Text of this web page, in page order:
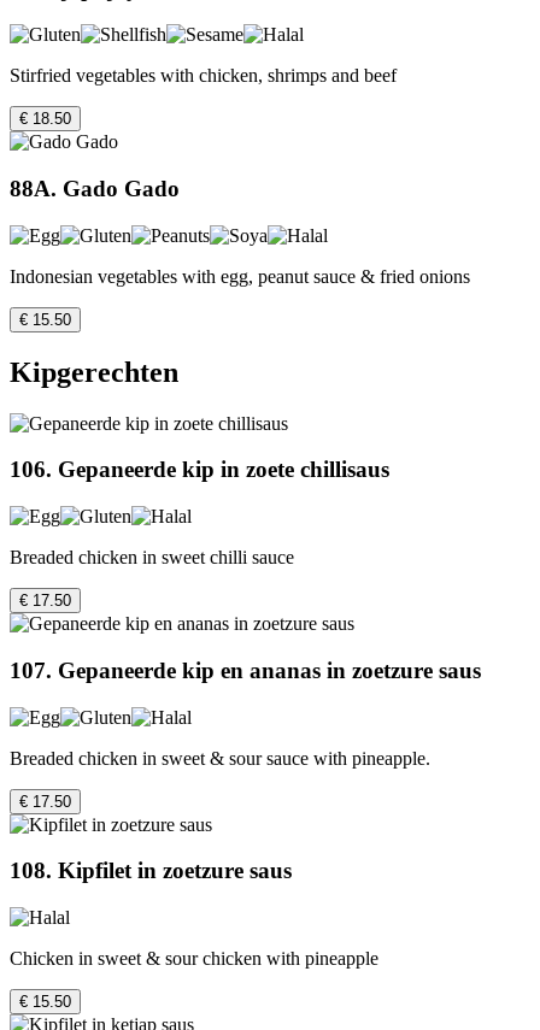
Stirfried vegetables with chicken, shrimps and beef
€ 18.50
88A. Gado Gado
Indonesian vegetables with egg, peanut sauce & fried onions
€ 15.50
Kipgerechten
106. Gepaneerde kip in zoete chillisaus
Breaded chicken in sweet chilli sauce
€ 17.50
107. Gepaneerde kip en ananas in zoetzure saus
Breaded chicken in sweet & sour sauce with pineapple.
€ 17.50
108. Kipfilet in zoetzure saus
Chicken in sweet & sour chicken with pineapple
€ 15.50